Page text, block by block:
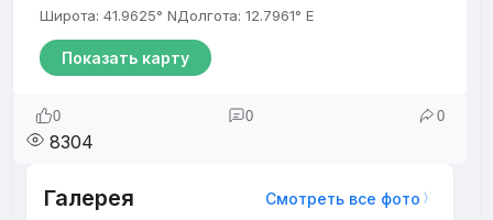
Широта: 41.9625° NДолгота: 12.7961° E
Показать карту
0 0 0
8304
Галерея Смотреть все фото